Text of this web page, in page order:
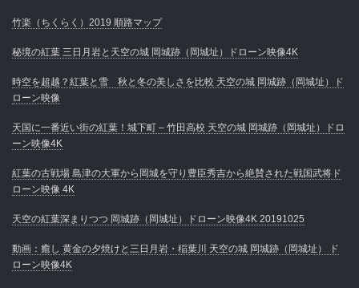
竹楽（ちくらく）2019 順路マップ
秘境の紅葉 三日月岩と天空の城 岡城跡（岡城址）ドローン映像4K
時空を超越？紅葉と雪 秋と冬の美しさを比較 天空の城 岡城跡（岡城址）ド
ローン映像
天国に一番近い街の紅葉！城下町 – 竹田高校 天空の城 岡城跡（岡城址）ドロ
ーン映像4K
紅葉の古戦場 島津の大軍から岡城を守り豊臣秀吉から絶賛された戦国武将ド
ローン映像 4K
天空の紅葉深まりつつ 岡城跡（岡城址）ドローン映像4K 20191025
動画：癒し 黄金の夕焼けと三日月岩・稲葉川 天空の城 岡城跡（岡城址） ド
ローン映像4K